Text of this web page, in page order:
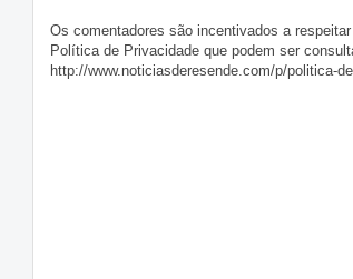
Os comentadores são incentivados a
Política de Privacidade que podem ser
http://www.noticiasderesende.com/p/politica-